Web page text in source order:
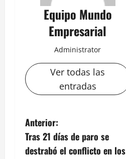
Equipo Mundo
Empresarial
Administrator
Ver todas las
entradas
N
a
Anterior:
Tras 21 días de paro se
destrabó el conflicto en los